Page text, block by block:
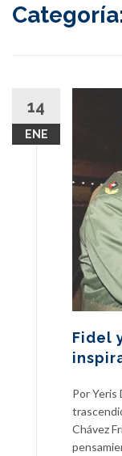
content
Categoría:
14
ENE
Fidel
Por Yeris
Chávez